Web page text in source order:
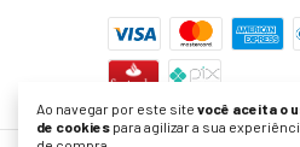
Ao navegar por este site você aceita o
de cookies para agilizar a sua